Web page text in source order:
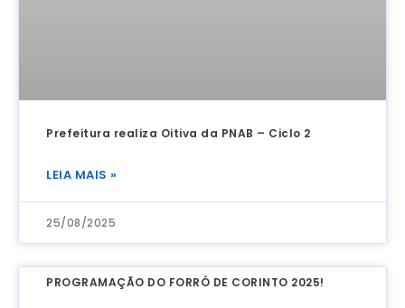
Prefeitura realiza Oitiva da PNAB – Ciclo 2
LEIA MAIS »
25/08/2025
PROGRAMAÇÃO DO FORRÓ DE CORINTO 2025!